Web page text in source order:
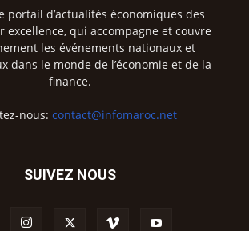
portail d’actualités économiques des
excellence, qui accompagne et couvre
les événements nationaux et
dans le monde de l’économie et de la
finance.
nous: contact@infomaroc.net
SUIVEZ NOUS